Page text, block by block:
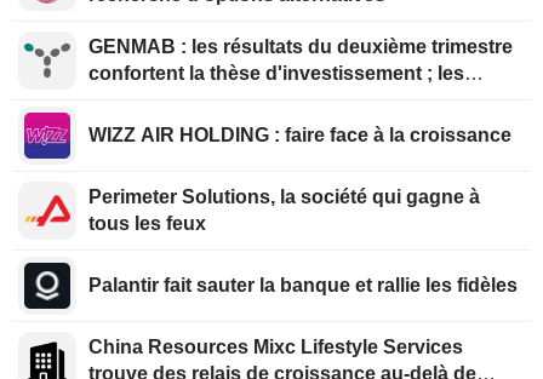
GENMAB : les résultats du deuxième trimestre
confortent la thèse d'investissement ; les
WIZZ AIR HOLDING : faire face à la croissance
Perimeter Solutions, la société qui gagne à
tous les feux
Palantir fait sauter la banque et rallie les fidèles
China Resources Mixc Lifestyle Services
trouve des relais de croissance au-delà de